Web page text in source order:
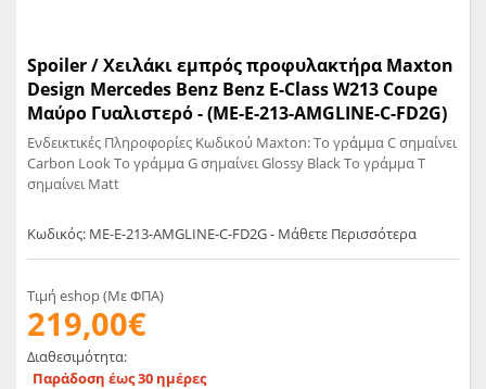
Spoiler / Χειλάκι εμπρός προφυλακτήρα Maxton
Design Mercedes Benz Benz E-Class W213 Coupe
Μαύρο Γυαλιστερό - (ME-E-213-AMGLINE-C-FD2G)
Ενδεικτικές Πληροφορίες Κωδικού Maxton: Το γράμμα C σημαίνει
Carbon Look Το γράμμα G σημαίνει Glossy Black Το γράμμα T
σημαίνει Matt
Κωδικός: ME-E-213-AMGLINE-C-FD2G - Μάθετε Περισσότερα
Τιμή eshop (Με ΦΠΑ)
219,00€
Διαθεσιμότητα:
Παράδοση έως 30 ημέρες